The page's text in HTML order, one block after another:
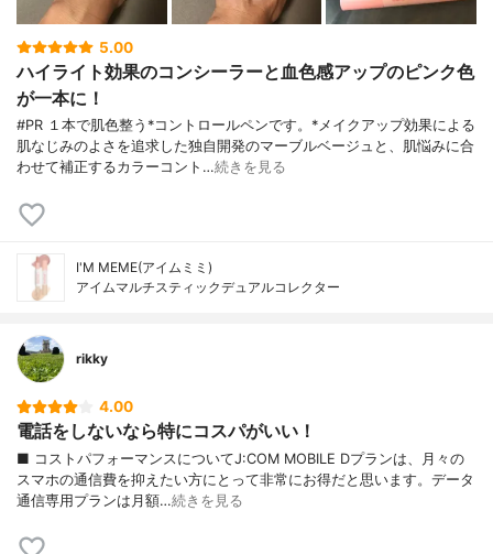
5.00
ハイライト効果のコンシーラーと血色感アップのピンク色
が一本に！
#PR １本で肌色整う*コントロールペンです。*メイクアップ効果による
肌なじみのよさを追求した独自開発のマーブルベージュと、肌悩みに合
わせて補正するカラーコント…続きを見る
I'M MEME(アイムミミ)
アイムマルチスティックデュアルコレクター
rikky
4.00
電話をしないなら特にコスパがいい！
■ コストパフォーマンスについてJ:COM MOBILE Dプランは、月々の
スマホの通信費を抑えたい方にとって非常にお得だと思います。データ
通信専用プランは月額…続きを見る